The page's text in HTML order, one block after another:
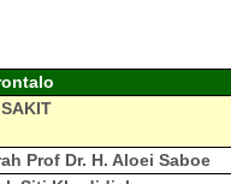
Prof Dr. H. Aloei Saboe